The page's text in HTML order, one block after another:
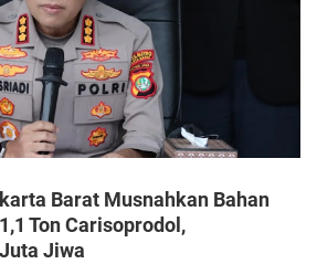
Barat Musnahkan Bahan
Ton Carisoprodol,
Jiwa